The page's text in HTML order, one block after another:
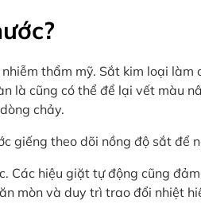
thẩm mỹ. Sắt kim loại
là cũng có thể để lại vết màu
chảy.
giếng theo dõi nồng độ sắt để
Các hiệu giặt tự động cũng
mòn và duy trì trao đổi nhiệt